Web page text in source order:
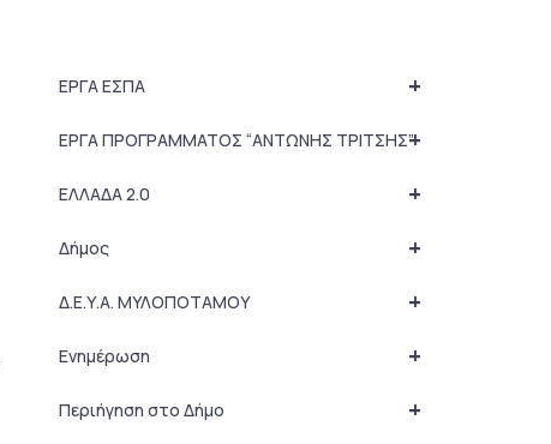
+
ΕΡΓΑ ΕΣΠΑ
+
ΕΡΓΑ ΠΡΟΓΡΑΜΜΑΤΟΣ “ΑΝΤΩΝΗΣ ΤΡΙΤΣΗΣ”
+
ΕΛΛΑΔΑ 2.0
+
Δήμος
+
Δ.Ε.Υ.Α. ΜΥΛΟΠΟΤΑΜΟΥ
+
Ενημέρωση
+
Περιήγηση στο Δήμο